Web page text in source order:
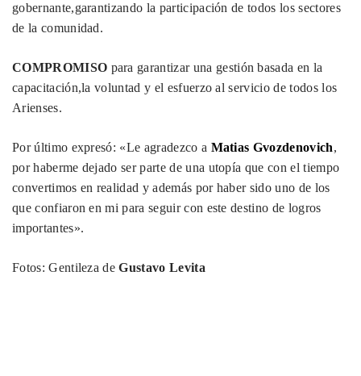
gobernante,garantizando la participación de todos los sectores
de la comunidad.
COMPROMISO para garantizar una gestión basada en la
capacitación,la voluntad y el esfuerzo al servicio de todos los
Arienses.
Por último expresó: «Le agradezco a Matias Gvozdenovich,
por haberme dejado ser parte de una utopía que con el tiempo
convertimos en realidad y además por haber sido uno de los
que confiaron en mi para seguir con este destino de logros
importantes».
Fotos: Gentileza deGustavo Levita